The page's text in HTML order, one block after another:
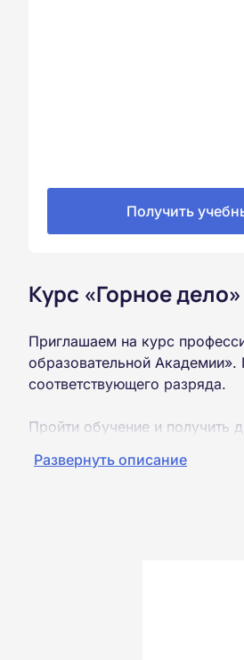
Получить
Курс «Горное
Приглашаем на курс
образовательной Академии».
соответствующего разряда.
Пройти обучение и получить
Развернуть описание